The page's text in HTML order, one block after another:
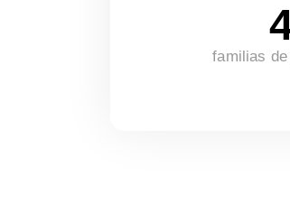
familias